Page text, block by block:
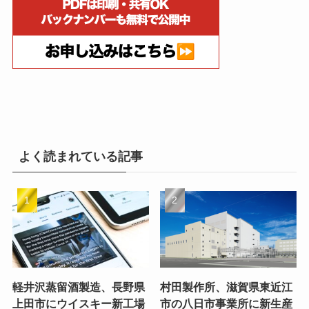
よく読まれている記事
軽井沢蒸留酒製造、長野県
上田市にウイスキー新工場
村田製作所、滋賀県東近江
市の八日市事業所に新生産